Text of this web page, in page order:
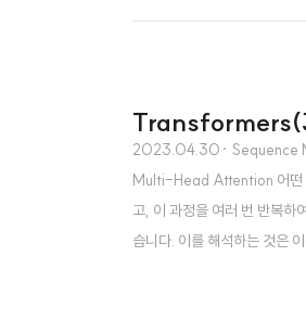
2023.04.30 · Sequence
Multi-Head Attention 어떤
고, 이 과정을 여러 번 반복
습니다. 이를 해석하는 것은